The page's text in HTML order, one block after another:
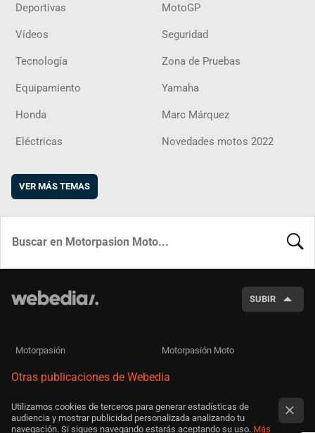
Deportivas MotoGP
Vídeos Seguridad
Tecnología Zona de Pruebas
Equipamiento Yamaha
Honda Marc Márquez
Eléctricas Novedades motos 2022
VER MÁS TEMAS
SUBIR
Motorpasión Motorpasión Moto
Otras publicaciones de Webedia
Utilizamos cookies de terceros para generar estadísticas de
audiencia y mostrar publicidad personalizada analizando tu
navegación. Si sigues navegando estarás aceptando su uso. Más